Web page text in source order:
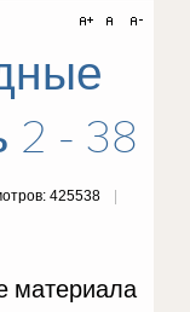
2 - 38
425538
материала